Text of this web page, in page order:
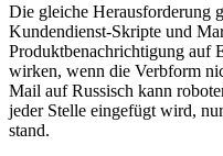
Die gleiche Herausforderung
Kundendienst-Skripte und
Produktbenachrichtigung auf
wirken, wenn die Verbform
Mail auf Russisch kann
jeder Stelle eingefügt wird,
stand.